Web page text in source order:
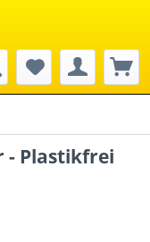
- Plastikfrei